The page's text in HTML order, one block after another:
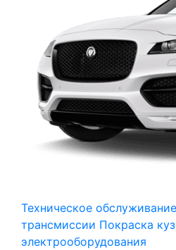
Техническое обслуживание
трансмиссии Покраска
электрооборудования